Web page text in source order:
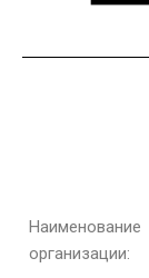
Наименование
организации: